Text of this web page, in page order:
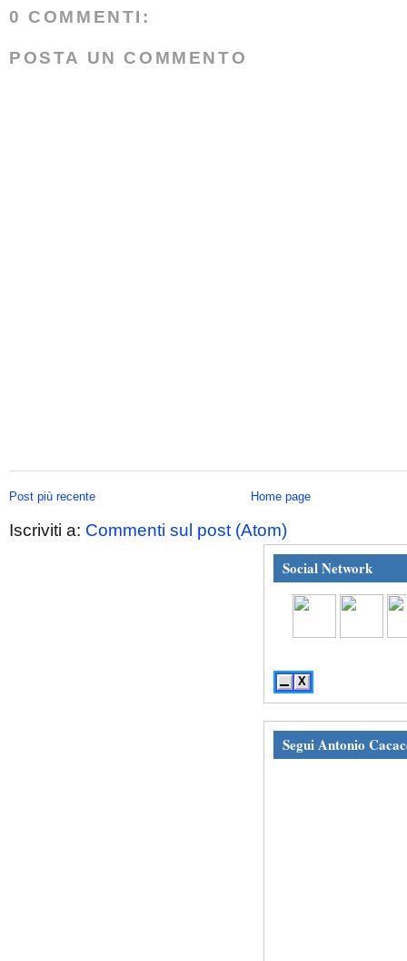
0 COMMENTI:
POSTA UN COMMENTO
Post più recente Home page
Iscriviti a: Commenti sul post (Atom)
Social Network
X
Segui Antonio